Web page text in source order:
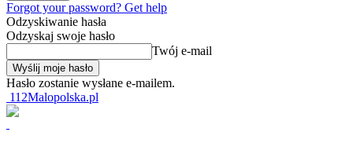
Forgot your password? Get help
Odzyskiwanie hasła
Odzyskaj swoje hasło
Twój e-mail
Hasło zostanie wysłane e-mailem.
112Malopolska.pl